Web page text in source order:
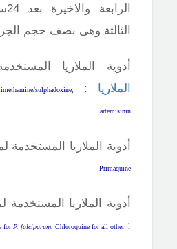
الثالثة وهى نصف حجم
أدوية الملاريا
الملاريا :
sulphadoxine,
artemisinin
أدوية الملاريا المستخدمة
Primaquine
أدوية الملاريا المستخدمة
:
for P. falciparum, Chloroquine for all other